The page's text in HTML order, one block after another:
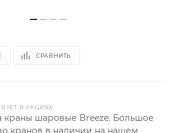
СРАВНИТЬ
В АКЦИЯХ
краны шаровые Breeze. Большое
кранов в наличии на нашем